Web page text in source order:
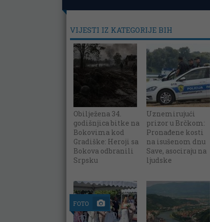
VIJESTI IZ KATEGORIJE BIH
Obilježena 34.
godišnjica bitke na
Bokovima kod
Gradiške: Heroji sa
Bokova odbranili
Srpsku
Uznemirujući
prizor u Brčkom:
Pronađene kosti
na isušenom dnu
Save, asociraju na
ljudske
FOTO